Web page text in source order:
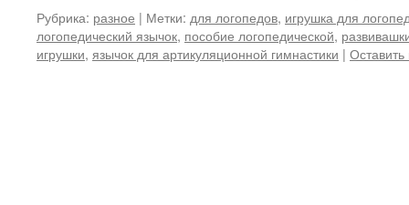
Рубрика: разное | Метки: для логопедов, игрушка для
логопедический язычок, пособие логопедической,
игрушки, язычок для артикуляционной гимнастики |